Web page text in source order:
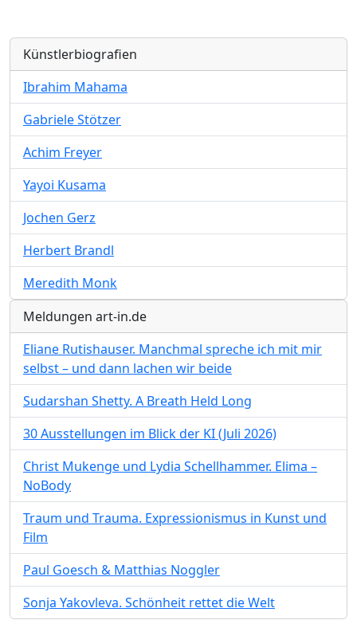
Künstlerbiografien
Ibrahim Mahama
Gabriele Stötzer
Achim Freyer
Yayoi Kusama
Jochen Gerz
Herbert Brandl
Meredith Monk
Meldungen art-in.de
Eliane Rutishauser. Manchmal spreche ich mit mir
selbst – und dann lachen wir beide
Sudarshan Shetty. A Breath Held Long
30 Ausstellungen im Blick der KI (Juli 2026)
Christ Mukenge und Lydia Schellhammer. Elima –
NoBody
Traum und Trauma. Expressionismus in Kunst und
Film
Paul Goesch & Matthias Noggler
Sonja Yakovleva. Schönheit rettet die Welt